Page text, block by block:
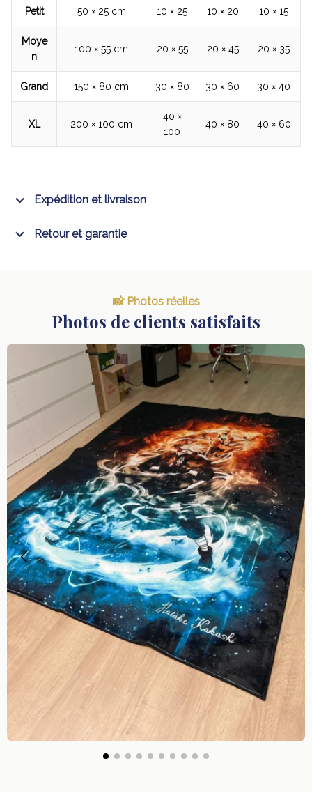
Petit 50 × 25 cm 10 × 25 10 × 20 10 × 15
Moye
n
100 × 55 cm 20 × 55 20 × 45 20 × 35
Grand 150 × 80 cm 30 × 80 30 × 60 30 × 40
XL 200 × 100 cm
40 ×
100
40 × 80 40 × 60
Expédition et livraison
Retour et garantie
📸 Photos réelles
Photos de clients satisfaits